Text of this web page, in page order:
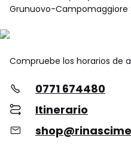
Grunuovo-Campomaggiore
Compruebe los horarios de
0771 674480
Itinerario